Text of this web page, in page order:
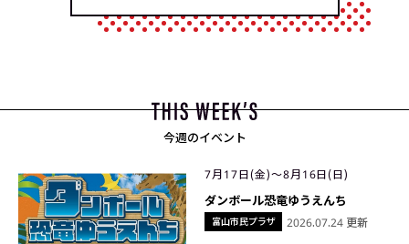
今週のイベント
富山市民プラザ
7月17日(金)〜8月16日(日)
ダンボール恐竜ゆうえんち
2026.07.24 更新